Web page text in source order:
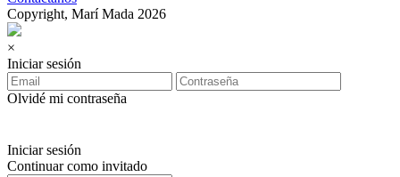
Copyright, Marí Mada 2026
×
Iniciar sesión
Olvidé mi contraseña
Iniciar sesión
Continuar como invitado